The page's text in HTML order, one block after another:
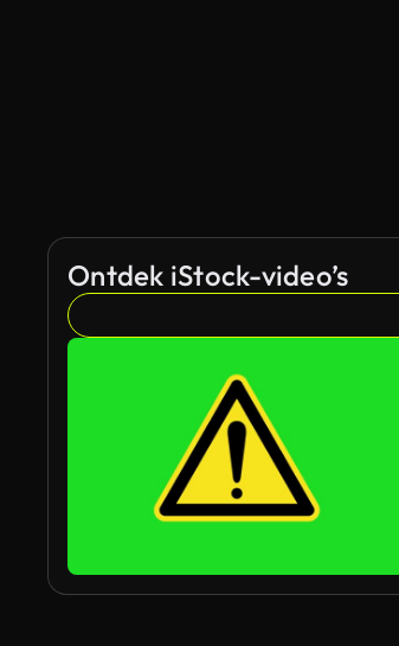
Ontdek iStock-video’s